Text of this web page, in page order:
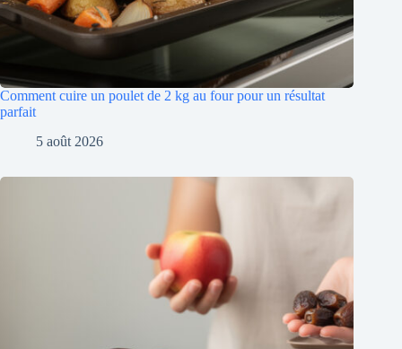
Comment cuire un poulet de 2 kg au four pour un résultat
parfait
5 août 2026